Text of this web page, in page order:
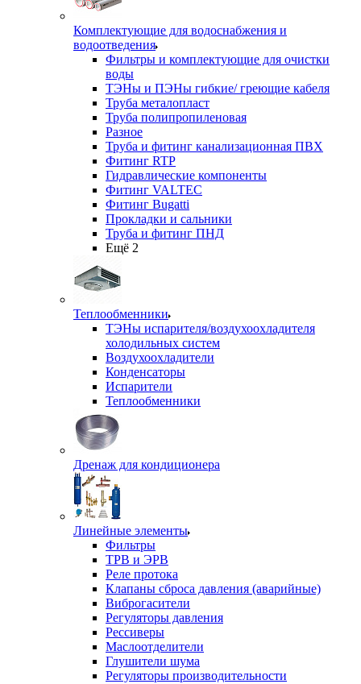
Комплектующие для водоснабжения и
водоотведения
Фильтры и комплектующие для очистки
воды
ТЭНы и ПЭНы гибкие/ греющие кабеля
Труба металопласт
Труба полипропиленовая
Разное
Труба и фитинг канализационная ПВХ
Фитинг RTP
Гидравлические компоненты
Фитинг VALTEC
Фитинг Bugatti
Прокладки и сальники
Труба и фитинг ПНД
Ещё 2
Теплообменники
ТЭНы испарителя/воздухоохладителя
холодильных систем
Воздухоохладители
Конденсаторы
Испарители
Теплообменники
Дренаж для кондиционера
Линейные элементы
Фильтры
ТРВ и ЭРВ
Реле протока
Клапаны сброса давления (аварийные)
Виброгасители
Регуляторы давления
Рессиверы
Маслоотделители
Глушители шума
Регуляторы производительности